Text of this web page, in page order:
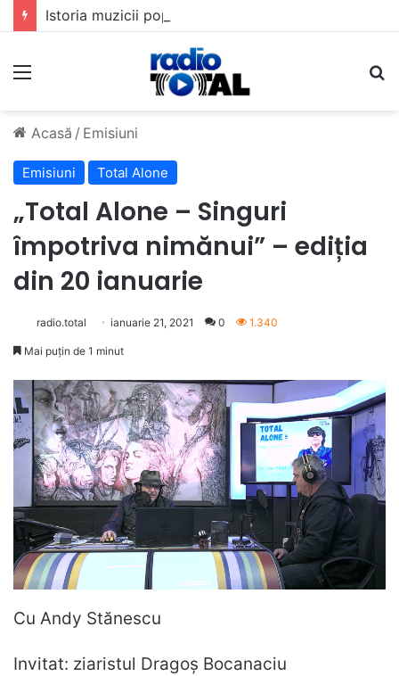
Meniu
Acasă / Emisiuni
Emisiuni Total Alone
„Total Alone – Singuri
împotriva nimănui” – ediția
din 20 ianuarie
radio.total ianuarie 21, 2021 0 1.340
Mai puțin de 1 minut
Cu Andy Stănescu
Invitat: ziaristul Dragoș Bocanaciu